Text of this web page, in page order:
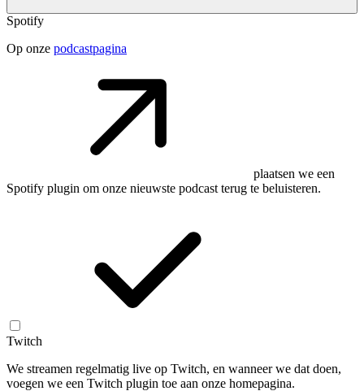
Spotify
Op onze podcastpagina
plaatsen we een
Spotify plugin om onze nieuwste podcast terug te beluisteren.
Twitch
We streamen regelmatig live op Twitch, en wanneer we dat doen,
voegen we een Twitch plugin toe aan onze homepagina.